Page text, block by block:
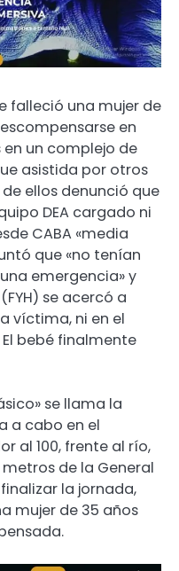
falleció una mujer de
en
un complejo de
asistida por otros
ellos denunció que
DEA cargado ni
CABA «media
que «no tenían
emergencia» y
se acercó a
víctima, ni en el
bebé finalmente
se llama la
a cabo en el
al 100, frente al río,
metros de la General
la jornada,
mujer de 35 años